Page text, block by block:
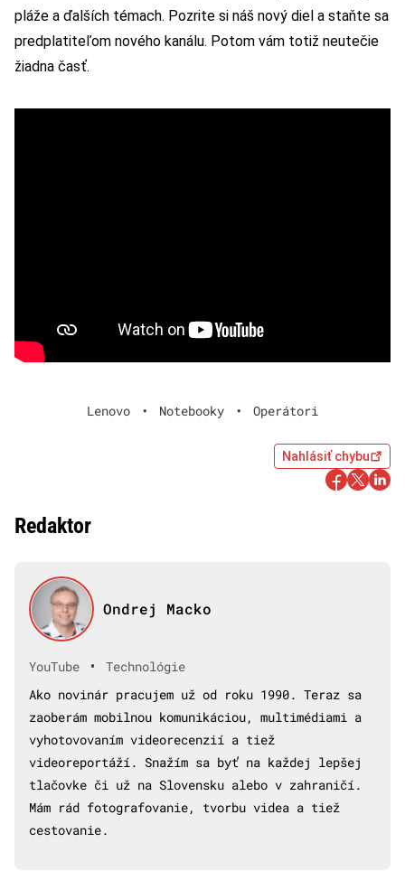
pláže a ďalších témach. Pozrite si náš nový diel a staňte sa
predplatiteľom nového kanálu. Potom vám totiž neutečie
žiadna časť.
Lenovo • Notebooky • Operátori
Nahlásiť chybu
Redaktor
Ondrej Macko
YouTube •
Technológie
Ako novinár pracujem už od roku 1990. Teraz sa
zaoberám mobilnou komunikáciou, multimédiami a
vyhotovovaním videorecenzií a tiež
videoreportáží. Snažím sa byť na každej lepšej
tlačovke či už na Slovensku alebo v zahraničí.
Mám rád fotografovanie, tvorbu videa a tiež
cestovanie.